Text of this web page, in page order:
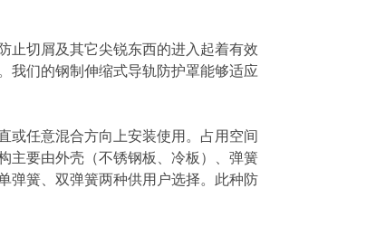
止切屑及其它尖锐东西的进入起着有效
我们的钢制伸缩式导轨防护罩能够适应
或任意混合方向上安装使用。占用空间
主要由外壳（不锈钢板、冷板）、弹簧
弹簧、双弹簧两种供用户选择。此种防